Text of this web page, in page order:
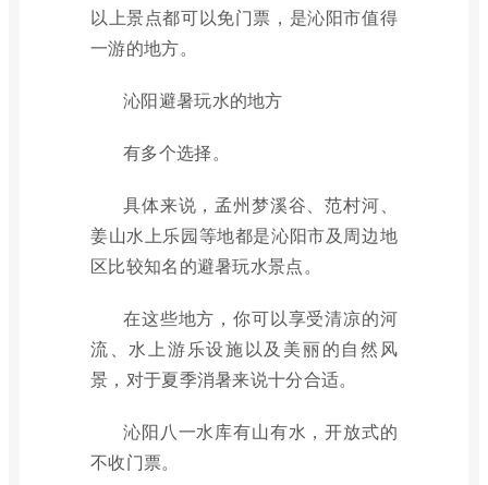
以上景点都可以免门票，是沁阳市值得
一游的地方。
沁阳避暑玩水的地方
有多个选择。
具体来说，孟州梦溪谷、范村河、
姜山水上乐园等地都是沁阳市及周边地
区比较知名的避暑玩水景点。
在这些地方，你可以享受清凉的河
流、水上游乐设施以及美丽的自然风
景，对于夏季消暑来说十分合适。
沁阳八一水库有山有水，开放式的
不收门票。